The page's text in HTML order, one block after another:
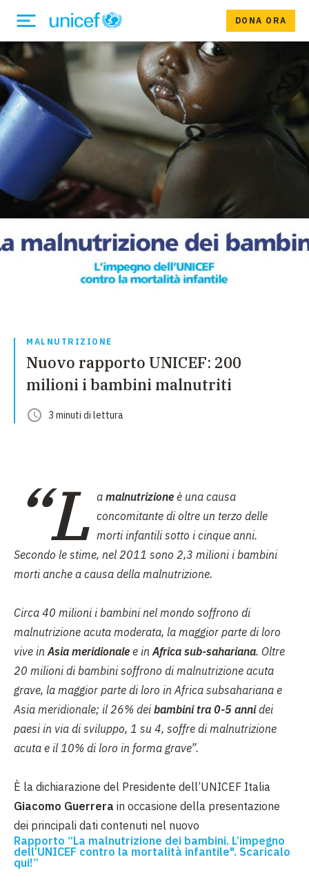
DONA ORA
MALNUTRIZIONE
Nuovo rapporto UNICEF: 200
milioni i bambini malnutriti
3 minuti di lettura
“L a malnutrizione è una causa
concomitante di oltre un terzo delle
morti infantili sotto i cinque anni.
Secondo le stime, nel 2011 sono 2,3 milioni i bambini
morti anche a causa della malnutrizione.
Circa 40 milioni i bambini nel mondo soffrono di
malnutrizione acuta moderata, la maggior parte di loro
vive inAsia meridionale e inAfrica sub-sahariana. Oltre
20 milioni di bambini soffrono di malnutrizione acuta
grave, la maggior parte di loro in Africa subsahariana e
Asia meridionale; il 26% deibambini tra 0-5 annidei
paesi in via di sviluppo, 1 su 4, soffre di malnutrizione
acuta e il 10% di loro in forma grave”.
È la dichiarazione del Presidente dell’UNICEF Italia
Giacomo Guerrera in occasione della presentazione
dei principali dati contenuti nel nuovo
Rapporto “La malnutrizione dei bambini. L’impegno
dell’UNICEF contro la mortalità infantile". Scaricalo
qui!”